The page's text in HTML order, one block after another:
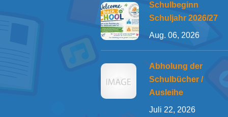
Schulbeginn
Schuljahr 2026/27
Aug. 06, 2026
Abholung der
Schulbücher /
Ausleihe
Juli 22, 2026